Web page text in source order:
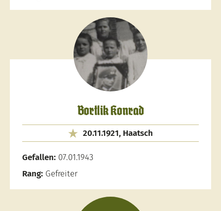
Bortlik Konrad
20.11.1921, Haatsch
Gefallen: 07.01.1943
Rang: Gefreiter